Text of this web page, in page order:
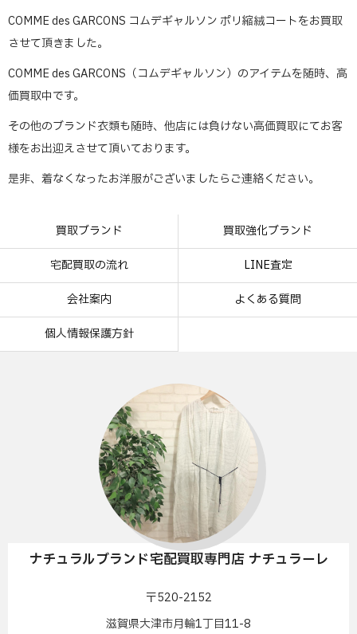
COMME des GARCONS コムデギャルソン ポリ縮絨コートをお買取
させて頂きました。
COMME des GARCONS（コムデギャルソン）のアイテムを随時、高
価買取中です。
その他のブランド衣類も随時、他店には負けない高価買取にてお客
様をお出迎えさせて頂いております。
是非、着なくなったお洋服がございましたらご連絡ください。
買取ブランド 買取強化ブランド
宅配買取の流れ LINE査定
会社案内 よくある質問
個人情報保護方針
ナチュラルブランド宅配買取専門店 ナチュラーレ
〒520-2152
滋賀県大津市月輪1丁目11-8